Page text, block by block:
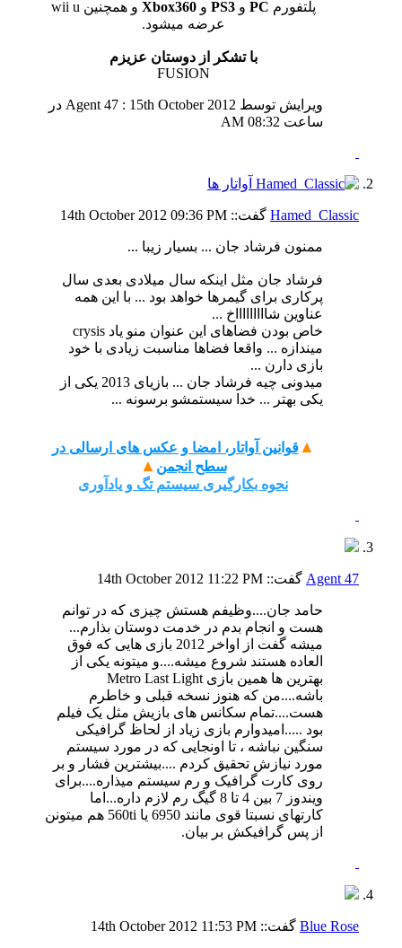
پلتفورم PC وPS3 وXbox360
و همچنین wii u
عرضه میشود.
با تشکر از دوستان عزیزم
FUSION
ویرایش توسط Agent 47 : 15th October 2012 در
ساعت 08:32 AM
Hamed_Classic گفت:: 14th October 2012 09:36 PM
ممنون فرشاد جان ... بسیار زیبا ...
فرشاد جان مثل اینکه سال میلادی بعدی سال
پرکاری برای گیمرها خواهد بود ... با این همه
عناوین شاااااااااخ ...
خاص بودن فضاهای این عنوان منو یاد crysis
میندازه ... واقعا فضاها مناسبت زیادی با خود
بازی دارن ...
میدونی چیه فرشاد جان ... بازیای 2013 یکی از
یکی بهتر ... خدا سیستمشو برسونه ...
▲قوانین آواتار، امضا و عکس های ارسالی در
سطح انجمن ▲
نحوه بکارگیری سیستم تگ و یادآوری
Agent 47 گفت:: 14th October 2012 11:22 PM
حامد جان....وظیفم هستش چیزی که در توانم
هست و انجام بدم در خدمت دوستان بذارم...
میشه گفت از اواخر 2012 بازی هایی که فوق
العاده هستند شروع میشه....و میتونه یکی از
بهترین ها همین بازی Metro Last Light
باشه....من که هنوز نسخه قبلی و خاطرم
هست....تمام سکانس های بازیش مثل یک فیلم
بود .....امیدوارم بازی زیاد از لحاظ گرافیکی
سنگین نباشه ، تا اونجایی که در مورد سیستم
مورد نیازش تحقیق کردم ....بیشترین فشار و بر
روی کارت گرافیک و رم سیستم میذاره....برای
ویندوز 7 بین 4 تا 8 گیگ رم لازم داره...اما
کارتهای نسبتا قوی مانند 6950 یا 560ti هم میتونن
از پس گرافیکش بر بیان.
Blue Rose گفت:: 14th October 2012 11:53 PM